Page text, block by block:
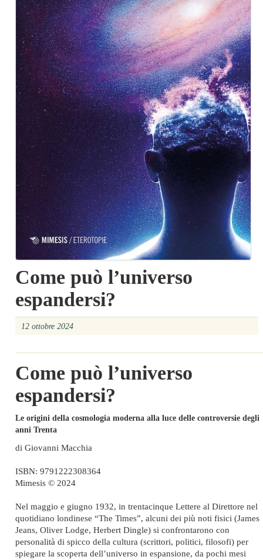
Come può l’universo
espandersi?
12 ottobre 2024
Come può l’universo
espandersi?
Le origini della cosmologia moderna alla luce delle controversie degli
anni Trenta
di Giovanni Macchia
ISBN: 9791222308364
Mimesis © 2024
Nel maggio e giugno 1932, in trentacinque Lettere al Direttore nel
quotidiano londinese “The Times”, alcuni dei più noti fisici (James
Jeans, Oliver Lodge, Herbert Dingle) si confrontarono con
personalità di spicco della cultura (scrittori, politici, filosofi) per
spiegare la scoperta dell’universo in espansione, da pochi mesi